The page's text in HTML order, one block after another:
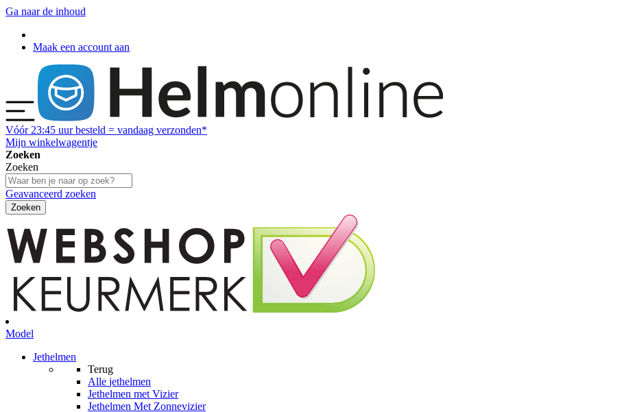
Ga naar de inhoud
Maak een account aan
Vóór 23:45 uur besteld = vandaag verzonden*
Mijn winkelwagentje
Zoeken
Zoeken
Geavanceerd zoeken
Zoeken
Model
Jethelmen
Terug
Alle jethelmen
Jethelmen met Vizier
Jethelmen Met Zonnevizier